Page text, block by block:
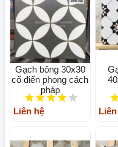
Gạch bông 30x30
cổ điển phong cách
pháp
Liên hệ